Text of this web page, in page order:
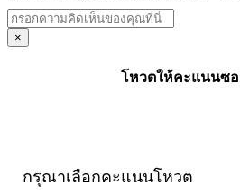
×
โหวตให้คะแนนซ
กรุณาเลือกคะแนนโหวต